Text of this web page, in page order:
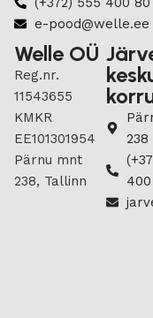
e-pood@welle.ee
Welle OÜ
Reg.nr.
11543655
KMKR
EE101301954
Pärnu mnt
238, Tallinn
238